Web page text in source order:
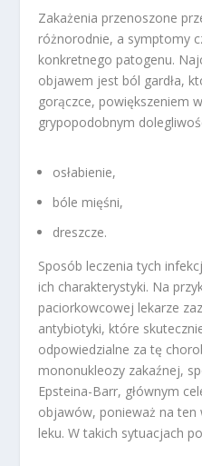
Zakażenia przenoszone
różnorodnie, a symptomy
konkretnego patogenu.
objawem jest ból gardła,
gorączce, powiększeniem
grypopodobnym
osłabienie,
bóle mięśni,
dreszcze.
Sposób leczenia tych
ich charakterystyki. Na
paciorkowcowej lekarze
antybiotyki, które
odpowiedzialne za tę
mononukleozy zakaźnej,
Epsteina-Barr, głównym
objawów, ponieważ na ten
leku. W takich sytuacjach